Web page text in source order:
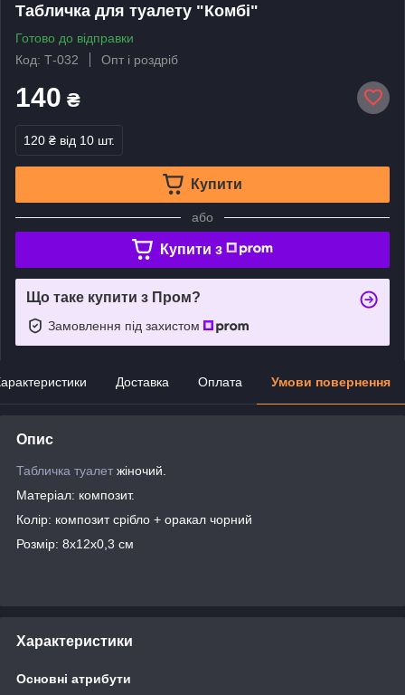
Табличка для туалету "Комбі"
Готово до відправки
Код: Т-032
Опт і роздріб
140 ₴
120 ₴ від 10 шт.
Купити
або
Купити з
Що таке купити з Пром?
Замовлення під захистом
Доставка Оплата Умови повернення
Опис
Табличка туалет жіночий.
Матеріал: композит.
Колір: композит срібло + оракал чорний
Розмір: 8х12х0,3 см
Характеристики
Основні атрибути